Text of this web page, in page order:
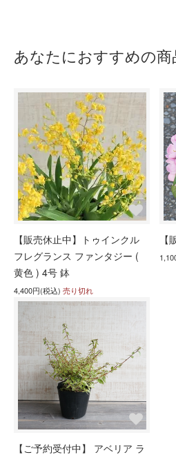
あなたにおすすめの商
【販売休止中】トゥインクル
フレグランス ファンタジー (
黄色 ) 4号 鉢
4,400円(税込) 売り切れ
【ご予約受付中】 アベリア ラ